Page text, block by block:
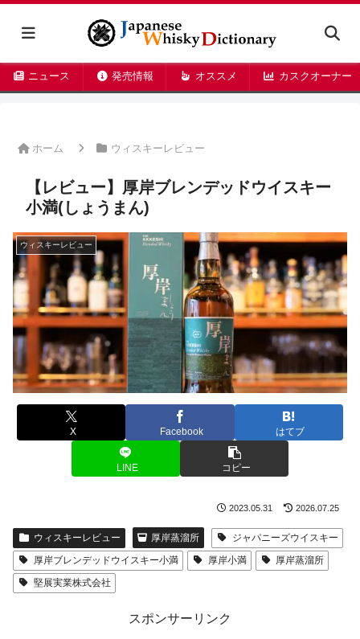
ニュース 発売情報 オススメ カスクオーナー
ホーム ウィスキーレビュー
【レビュー】厚岸ブレンデッドウイスキー
小満(しょうまん)
ウィスキーレビュー
X Facebook はてブ
LINE コピー
2023.05.31 2026.07.25
ウィスキーレビュー 厚岸蒸溜所
ジャパニーズウイスキー
厚岸ブレンデッドウイスキー小満
厚岸小満
厚岸蒸溜所
堅展実業株式会社
スポンサーリンク